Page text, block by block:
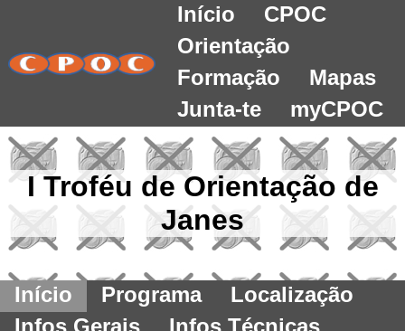
Início
CPOC
Orientação
Formação
Mapas
Junta-te
myCPOC
I Troféu de Orientação de
Janes
Início Programa
Localização
Infos Gerais
Infos Técnicas